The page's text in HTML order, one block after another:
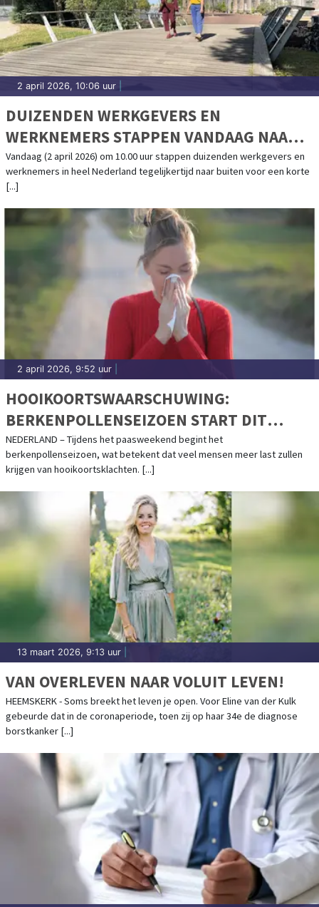
2 april 2026, 10:06 uur
DUIZENDEN WERKGEVERS EN
WERKNEMERS STAPPEN VANDAAG NAAR
BUITEN VOOR DE GROOTSTE
WERKWANDELING IN NEDERLAND OOIT
Vandaag (2 april 2026) om 10.00 uur stappen duizenden werkgevers en
werknemers in heel Nederland tegelijkertijd naar buiten voor een korte
[...]
2 april 2026, 9:52 uur
HOOIKOORTSWAARSCHUWING:
BERKENPOLLENSEIZOEN START DIT
PAASWEEKEND
NEDERLAND – Tijdens het paasweekend begint het
berkenpollenseizoen, wat betekent dat veel mensen meer last zullen
krijgen van hooikoortsklachten. [...]
13 maart 2026, 9:13 uur
VAN OVERLEVEN NAAR VOLUIT LEVEN!
HEEMSKERK - Soms breekt het leven je open. Voor Eline van der Kulk
gebeurde dat in de coronaperiode, toen zij op haar 34e de diagnose
borstkanker [...]